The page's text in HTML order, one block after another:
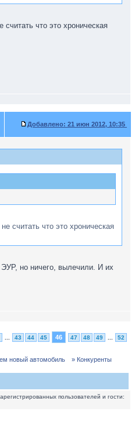
что это хроническая
Добавлено: 21 июн 2012, 10:35
считать что это хроническая
но ничего, вылечили. И их
43 44 45 46 47 48 49 52
новый автомобиль » Конкуренты
пользователей и гости: